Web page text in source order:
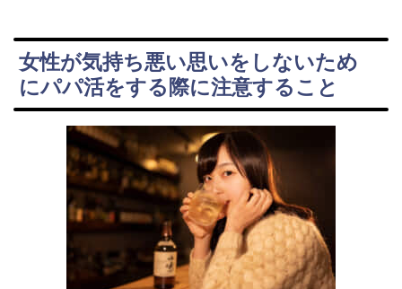
女性が気持ち悪い思いをしないため
にパパ活をする際に注意すること